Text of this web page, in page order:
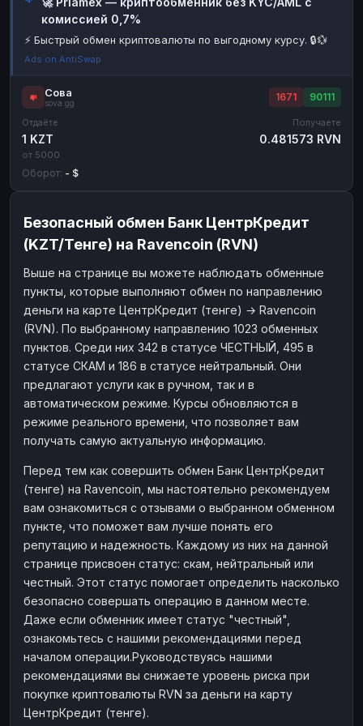
Наличные
Наличные USD Наличные USD
комиссией 0,7%
⚡ Быстрый обмен криптовалюты по выгодному курсу. 🔒💱
Ads on AntiSwap
Сова
sova.gg
1671 90111
Отдаёте
1 KZT
от 5000
Получаете
0.481573 RVN
Оборот: - $
Безопасный обмен Банк ЦентрКредит
(KZT/Тенге) на Ravencoin (RVN)
Выше на странице вы можете наблюдать обменные
пункты, которые выполняют обмен по направлению
деньги на карте ЦентрКредит (тенге) → Ravencoin
(RVN). По выбранному направлению 1023 обменных
пунктов. Среди них 342 в статусе ЧЕСТНЫЙ, 495 в
статусе СКАМ и 186 в статусе нейтральный. Они
предлагают услуги как в ручном, так и в
автоматическом режиме. Курсы обновляются в
режиме реального времени, что позволяет вам
получать самую актуальную информацию.
Перед тем как совершить обмен Банк ЦентрКредит
(тенге) на Ravencoin, мы настоятельно рекомендуем
вам ознакомиться с отзывами о выбранном обменном
пункте, что поможет вам лучше понять его
репутацию и надежность. Каждому из них на данной
странице присвоен статус: скам, нейтральный или
честный. Этот статус помогает определить насколько
безопасно совершать операцию в данном месте.
Даже если обменник имеет статус "честный",
ознакомьтесь с нашими рекомендациями перед
началом операции.Руководствуясь нашими
рекомендациями вы снижаете уровень риска при
покупке криптовалюты RVN за деньги на карту
ЦентрКредит (тенге).